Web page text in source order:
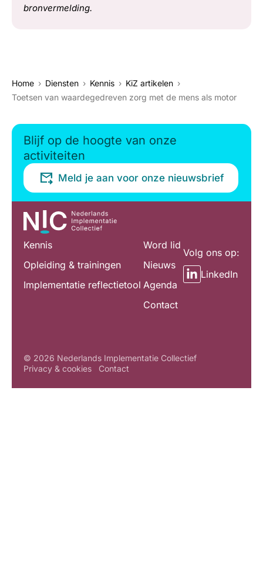
bronvermelding.
Home Diensten Kennis
KiZ artikelen
Toetsen van waardegedreven zorg met de mens als motor
Blijf op de hoogte van onze
activiteiten
Meld je aan voor onze nieuwsbrief
Kennis
Opleiding & trainingen
Implementatie reflectietool
Word lid
Nieuws
Agenda
Contact
Volg ons op:
LinkedIn
© 2026 Nederlands Implementatie Collectief
Privacy & cookies
Contact